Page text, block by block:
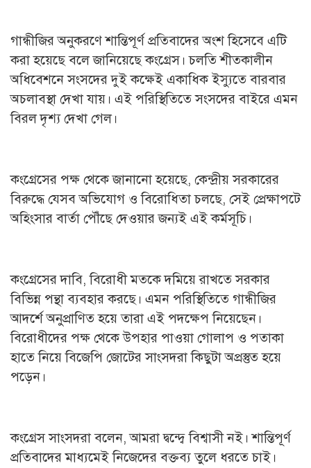
গান্ধীজির অনুকরণে শান্তিপূর্ণ প্রতিবাদের অংশ হিসেবে এটি
করা হয়েছে বলে জানিয়েছে কংগ্রেস। চলতি শীতকালীন
অধিবেশনে সংসদের দুই কক্ষেই একাধিক ইস্যুতে বারবার
অচলাবস্থা দেখা যায়। এই পরিস্থিতিতে সংসদের বাইরে এমন
বিরল দৃশ্য দেখা গেল।
কংগ্রেসের পক্ষ থেকে জানানো হয়েছে, কেন্দ্রীয় সরকারের
বিরুদ্ধে যেসব অভিযোগ ও বিরোধিতা চলছে, সেই প্রেক্ষাপটে
অহিংসার বার্তা পৌঁছে দেওয়ার জন্যই এই কর্মসূচি।
কংগ্রেসের দাবি, বিরোধী মতকে দমিয়ে রাখতে সরকার
বিভিন্ন পন্থা ব্যবহার করছে। এমন পরিস্থিতিতে গান্ধীজির
আদর্শে অনুপ্রাণিত হয়ে তারা এই পদক্ষেপ নিয়েছেন।
বিরোধীদের পক্ষ থেকে উপহার পাওয়া গোলাপ ও পতাকা
হাতে নিয়ে বিজেপি জোটের সাংসদরা কিছুটা অপ্রস্তুত হয়ে
পড়েন।
কংগ্রেস সাংসদরা বলেন, আমরা দ্বন্দ্বে বিশ্বাসী নই। শান্তিপূর্ণ
প্রতিবাদের মাধ্যমেই নিজেদের বক্তব্য তুলে ধরতে চাই।